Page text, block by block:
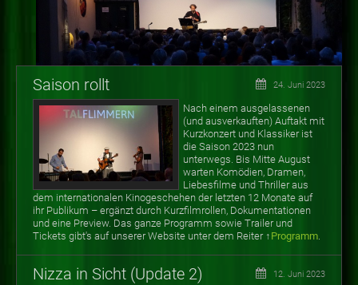
Saison rollt 24. Juni 2023
Nach einem ausgelassenen
(und ausverkauften) Auftakt mit
Kurzkonzert und Klassiker ist
die Saison 2023 nun
unterwegs. Bis Mitte August
warten Komödien, Dramen,
Liebesfilme und Thriller aus
dem internationalen Kinogeschehen der letzten 12 Monate auf
ihr Publikum – ergänzt durch Kurzfilmrollen, Dokumentationen
und eine Preview. Das ganze Programm sowie Trailer und
Tickets gibt's auf unserer Website unter dem Reiter ↑ Programm.
Nizza in Sicht (Update 2) 12. Juni 2023